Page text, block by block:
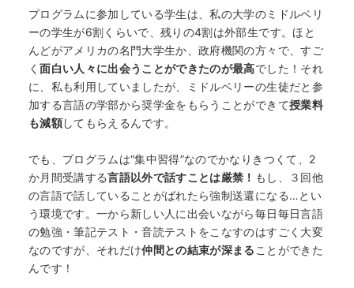
プログラムに参加している学生は、私の大学のミドルベリ
ーの学生が6割くらいで、残りの4割は外部生です。ほと
んどがアメリカの名門大学生か、政府機関の方々で、すご
く面白い人々に出会うことができたのが最高でした！それ
に、私も利用していましたが、ミドルベリーの生徒だと参
加する言語の学部から奨学金をもらうことができて授業料
も減額してもらえるんです。
でも、プログラムは“集中習得”なのでかなりきつくて、2
か月間受講する言語以外で話すことは厳禁！ もし、３回他
の言語で話していることがばれたら強制送還になる…とい
う環境です。一から新しい人に出会いながら毎日毎日言語
の勉強・筆記テスト・音読テストをこなすのはすごく大変
なのですが、それだけ仲間との結束が深まる ことができた
んです！